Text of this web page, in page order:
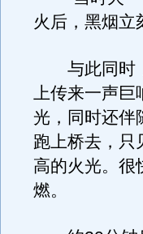
火后，黑烟立
与此同时，
上传来一声巨
光，同时还伴
跑上桥去，只
高的火光。很
燃。